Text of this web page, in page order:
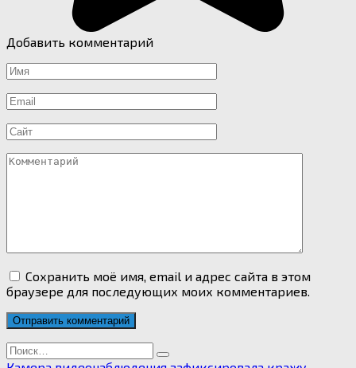
Добавить комментарий
Имя
*
Email
*
Сайт
Комментарий
Сохранить моё имя, email и адрес сайта в этом
браузере для последующих моих комментариев.
Search
for: